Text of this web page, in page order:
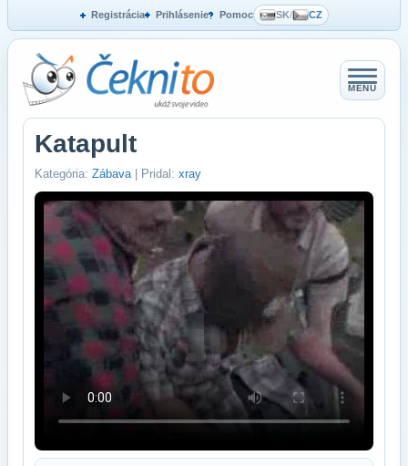
Registrácia Prihlásenie Pomoc SK/ CZ
MENU
Katapult
Kategória: Zábava | Pridal: xray